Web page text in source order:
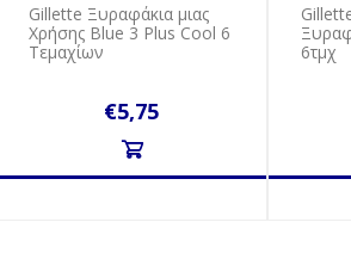
Gillette Ξυραφάκια μιας
Xρήσης Blue 3 Plus Cool 6
Τεμαχίων
€5,75
6τμχ